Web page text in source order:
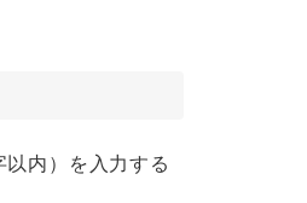
内）を入力する